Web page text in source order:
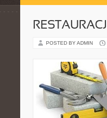
POSTED BY ADMIN